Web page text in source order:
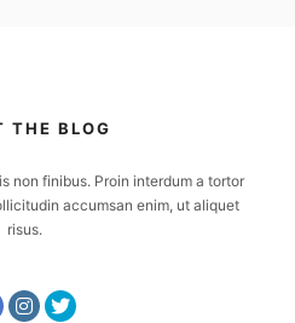
THE BLOG
non finibus. Proin interdum a tortor
accumsan enim, ut aliquet
risus.